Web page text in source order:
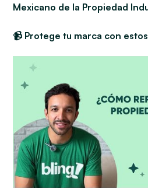
Mexicano de la Propiedad
📹 Protege tu marca con